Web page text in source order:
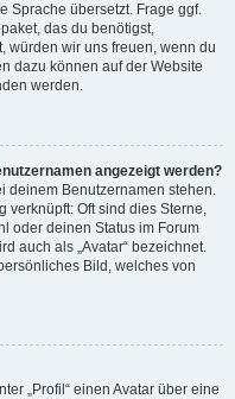
Sprache übersetzt. Frage ggf.
das du benötigst,
würden wir uns freuen, wenn du
dazu können auf der Website
werden.
angezeigt werden?
deinem Benutzernamen stehen.
verknüpft: Oft sind dies Sterne,
oder deinen Status im Forum
auch als „Avatar“ bezeichnet.
Bild, welches von
„Profil“ einen Avatar über eine